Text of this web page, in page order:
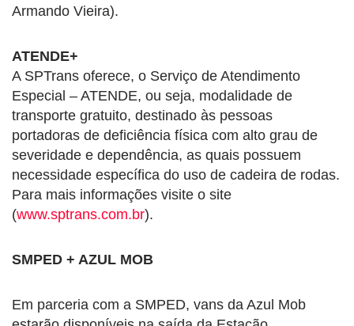
Armando Vieira).
ATENDE+
A SPTrans oferece, o Serviço de Atendimento
Especial – ATENDE, ou seja, modalidade de
transporte gratuito, destinado às pessoas
portadoras de deficiência física com alto grau de
severidade e dependência, as quais possuem
necessidade específica do uso de cadeira de rodas.
Para mais informações visite o site
(www.sptrans.com.br).
SMPED + AZUL MOB
Em parceria com a SMPED, vans da Azul Mob